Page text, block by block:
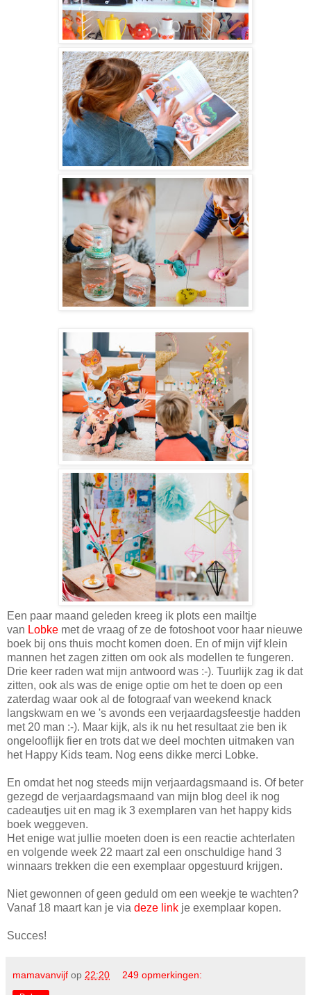
Een paar maand geleden kreeg ik plots een mailtje
van Lobke met de vraag of ze de fotoshoot voor haar nieuwe
boek bij ons thuis mocht komen doen. En of mijn vijf klein
mannen het zagen zitten om ook als modellen te fungeren.
Drie keer raden wat mijn antwoord was :-). Tuurlijk zag ik dat
zitten, ook als was de enige optie om het te doen op een
zaterdag waar ook al de fotograaf van weekend knack
langskwam en we 's avonds een verjaardagsfeestje hadden
met 20 man :-). Maar kijk, als ik nu het resultaat zie ben ik
ongelooflijk fier en trots dat we deel mochten uitmaken van
het Happy Kids team. Nog eens dikke merci Lobke.
En omdat het nog steeds mijn verjaardagsmaand is. Of beter
gezegd de verjaardagsmaand van mijn blog deel ik nog
cadeautjes uit en mag ik 3 exemplaren van het happy kids
boek weggeven.
Het enige wat jullie moeten doen is een reactie achterlaten
en volgende week 22 maart zal een onschuldige hand 3
winnaars trekken die een exemplaar opgestuurd krijgen.
Niet gewonnen of geen geduld om een weekje te wachten?
Vanaf 18 maart kan je via deze link je exemplaar kopen.
Succes!
mamavanvijf op 22:20 249 opmerkingen: